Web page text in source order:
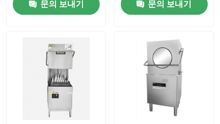
견적 요청
상업적 식기 세척기 기계
랙 컨베이어 식기 세척기
문의 보내기 문의 보내기